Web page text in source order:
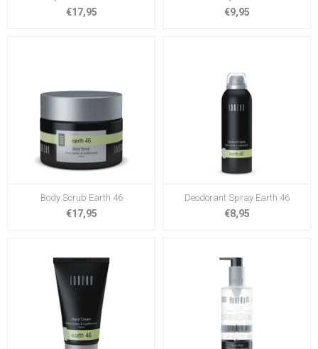
€17,95 €9,95
Body Scrub Earth 46
€17,95
Deodorant Spray Earth 46
€8,95